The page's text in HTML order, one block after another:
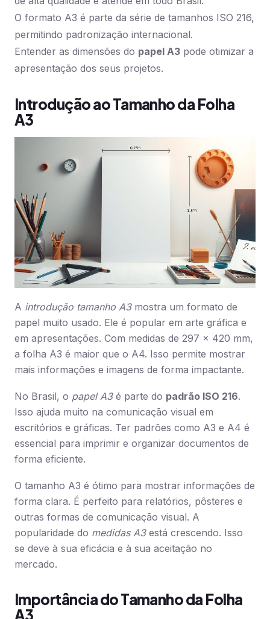
O formato A3 é parte da série de tamanhos ISO 216,
permitindo padronização internacional.
Entender as dimensões do papel A3 pode otimizar a
apresentação dos seus projetos.
Introdução ao Tamanho da Folha
A3
A introdução tamanho A3mostra um formato de
papel muito usado. Ele é popular em arte gráfica e
em apresentações. Com medidas de 297 × 420 mm,
a folha A3 é maior que o A4. Isso permite mostrar
mais informações e imagens de forma impactante.
No Brasil, o papel A3é parte do padrão ISO 216.
Isso ajuda muito na comunicação visual em
escritórios e gráficas. Ter padrões como A3 e A4 é
essencial para imprimir e organizar documentos de
forma eficiente.
O tamanho A3 é ótimo para mostrar informações de
forma clara. É perfeito para relatórios, pôsteres e
outras formas de comunicação visual. A
popularidade do medidas A3está crescendo. Isso
se deve à sua eficácia e à sua aceitação no
mercado.
Importância do Tamanho da Folha
A3